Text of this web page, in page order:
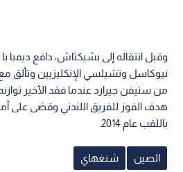
وقبل انتقاله إلى بشيكتاش، دافع
نيوكاسل وتشيلسي الإنكليزيين وتألق مع
من ستيفن جيرارد عندما فقد الأخير
هدف الفوز للفريق اللندني وقضى على
باللقب عام 2014.
الصين شنغهاي